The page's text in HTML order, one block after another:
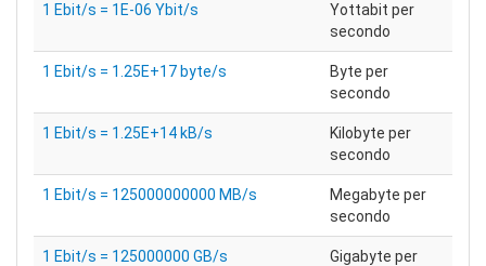
1 Ebit/s = 1E-06 Ybit/s
Yottabit per
secondo
1 Ebit/s = 1.25E+17 byte/s
Byte per
secondo
1 Ebit/s = 1.25E+14 kB/s
Kilobyte per
secondo
1 Ebit/s = 125000000000 MB/s
Megabyte per
secondo
1 Ebit/s = 125000000 GB/s
Gigabyte per